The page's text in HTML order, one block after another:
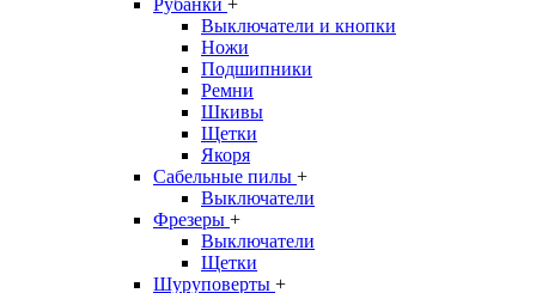
Рубанки +
Выключатели и кнопки
Ножи
Подшипники
Ремни
Шкивы
Щетки
Якоря
Сабельные пилы +
Выключатели
Фрезеры +
Выключатели
Щетки
Шуруповерты +